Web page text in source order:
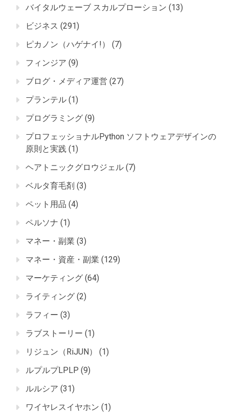
バイタルウェーブ スカルプローション (13)
ビジネス (291)
ピカノン（ハゲナイ!）
(7)
フィンジア (9)
ブログ・メディア運営 (27)
プランテル (1)
プログラミング (9)
プロフェッショナルPython ソフトウェアデザインの
原則と実践 (1)
ヘアトニックグロウジェル (7)
ベルタ育毛剤 (3)
ペット用品 (4)
ペルソナ (1)
マネー・副業 (3)
マネー・資産・副業 (129)
マーケティング (64)
ライティング (2)
ラフィー (3)
ラブストーリー (1)
リジュン（RiJUN）
(1)
ルプルプLPLP (9)
ルルシア (31)
ワイヤレスイヤホン (1)